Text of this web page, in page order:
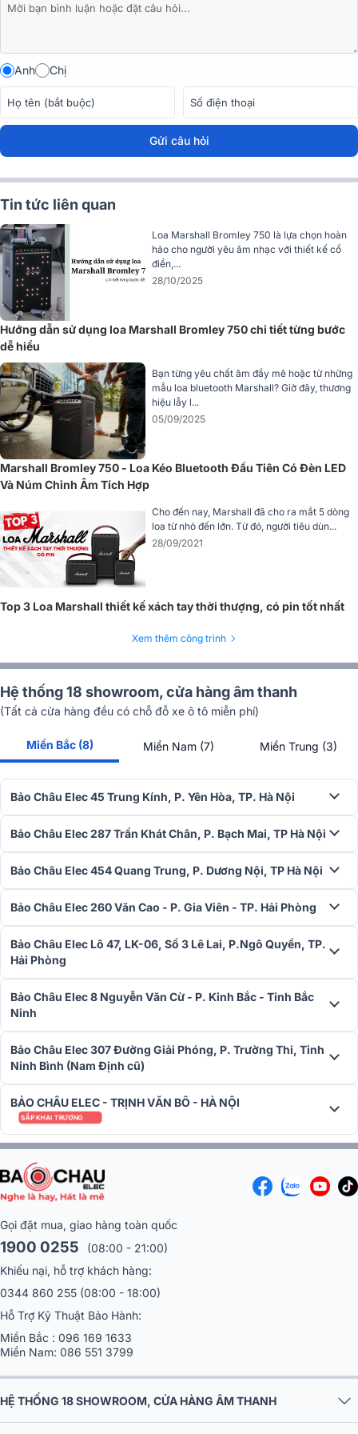
Thiết kế củaloa kéo Marshall Bromley 750 còn được tính toán kỹ
lưỡng chotính di động và trải nghiệm thực tế
và trọng lượng23,9 kg, loa có thân hình vững chắc,
đầm tay, mang lại cảm giác chắc chắn và cao cấp khi chạm vào.
Tuy nhiên, Marshall hiểu rằng một chiếc loa party không thể bị giới
hạn ở một chỗ. Vì vậy, Bromley 750 được trang bị
có thể thu gọn;bánh xe tích hợp chịu lực tốt
loại chắc chắn hai bên, giúp việc di chuyển trở nên cực kỳ dễ dàng.
Chi tiết hoàn thiện của Bromley 750 còn thể hiện đẳng cấp trong
từng đường nét nhỏ: cácnúm vặn kim loại cao cấp
khoa học trên bảng điều khiển phía trên
đến cảm giác “analog” đặc trưng - gợi nhớ về thời kỳ hoàng kim của
những dàn amply Marshall lừng danh trên sân khấu nhạc rock.
Anh Chị
Gửi câu hỏi
Tin tức liên quan
Loa Marshall Bromley 750 là lựa chọn hoàn
hảo cho người yêu âm nhạc với thiết kế cổ
điển,...
28/10/2025
Hướng dẫn sử dụng loa Marshall Bromley 750 chi tiết từng bước
dễ hiểu
Bạn từng yêu chất âm đầy mê hoặc từ những
mẫu loa bluetooth Marshall? Giờ đây, thương
hiệu lẫy l...
05/09/2025
Marshall Bromley 750 - Loa Kéo Bluetooth Đầu Tiên Có Đèn LED
Và Núm Chỉnh Âm Tích Hợp
Cho đến nay, Marshall đã cho ra mắt 5 dòng
loa từ nhỏ đến lớn. Từ đó, người tiêu dùn...
28/09/2021
Top 3 Loa Marshall thiết kế xách tay thời thượng, có pin tốt nhất
Xem thêm công trình
Hệ thống 18 showroom, cửa hàng âm thanh
(Tất cả cửa hàng đều có chỗ đỗ xe ô tô miễn phí)
Miền Bắc (8) Miền Nam (7) Miền Trung (3)
Bảo Châu Elec 45 Trung Kính, P. Yên Hòa, TP. Hà Nội
Bảo Châu Elec 287 Trần Khát Chân, P. Bạch Mai, TP Hà Nội
Bảo Châu Elec 454 Quang Trung, P. Dương Nội, TP Hà Nội
Bảo Châu Elec 260 Văn Cao - P. Gia Viên - TP. Hải Phòng
Bảo Châu Elec Lô 47, LK-06, Số 3 Lê Lai, P.Ngô Quyền, TP.
Hải Phòng
Bảo Châu Elec 8 Nguyễn Văn Cừ - P. Kinh Bắc - Tỉnh Bắc
Ninh
Bảo Châu Elec 307 Đường Giải Phóng, P. Trường Thi, Tỉnh
Ninh Bình (Nam Định cũ)
BẢO CHÂU ELEC - TRỊNH VĂN BÔ - HÀ NỘI
SẮP KHAI TRƯƠNG
Gọi đặt mua, giao hàng toàn quốc
1900 0255
(08:00 - 21:00)
Khiếu nại, hỗ trợ khách hàng:
0344 860 255 (08:00 - 18:00)
Hỗ Trợ Kỹ Thuật Bảo Hành:
Miền Bắc : 096 169 1633
Miền Nam: 086 551 3799
HỆ THỐNG 18 SHOWROOM, CỬA HÀNG ÂM THANH